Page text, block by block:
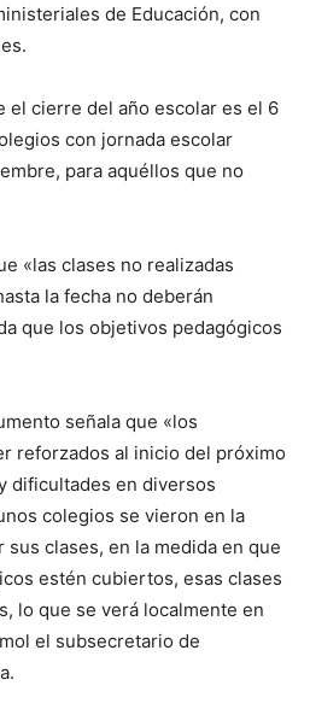
de Educación, con
el cierre del año escolar es el 6
con jornada escolar
para aquéllos que no
«las clases no realizadas
la fecha no deberán
que los objetivos pedagógicos
señala que «los
reforzados al inicio del próximo
dificultades en diversos
colegios se vieron en la
clases, en la medida en que
estén cubiertos, esas clases
lo que se verá localmente en
el subsecretario de